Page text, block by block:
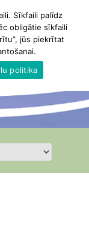
Sīkfaili palīdz
obligātie sīkfaili
jūs piekrītat
politika